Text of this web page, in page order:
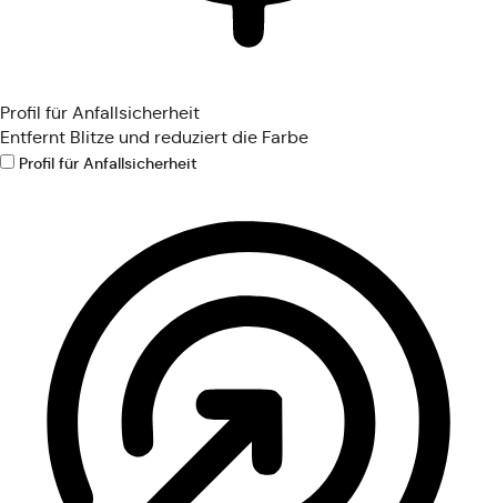
Profil für Anfallsicherheit
Entfernt Blitze und reduziert die Farbe
Profil für Anfallsicherheit